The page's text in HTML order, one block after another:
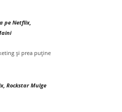
pe Netflix,
și prea puține
Rockstar Mulge